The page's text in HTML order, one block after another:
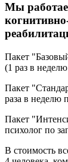
Мы
Пакет
(1 раз в
Пакет
раза в неделю
Пакет
психолог по
В стоимость